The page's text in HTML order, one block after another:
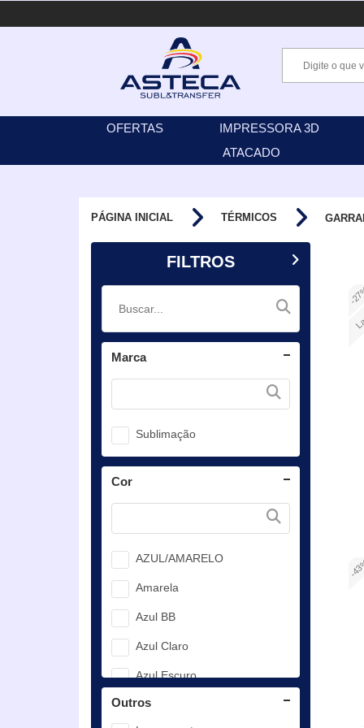
OFERTAS IMPRESSORA 3D
ATACADO
PÁGINA INICIAL TÉRMICOS
FILTROS
Marca
Sublimação
Cor
AZUL/AMARELO
Amarela
Azul BB
Azul Claro
Azul Escuro
Branco
Outros
-
-